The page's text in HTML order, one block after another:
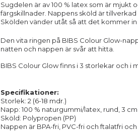
Sugdelen är av 100 % latex som är
färgskillnader. Nappens sköld är
Skölden vänder utåt så att det kommer in
Den vita ringen på BIBS Colour Glow-
natten och nappen är svår att hitta.
BIBS Colour Glow finns i 3 storlekar och i
Specifikationer:
Storlek: 2 (6-18 mdr.)
Napp: 100 % naturgummi/latex, rund, 3 cm
Sköld: Polypropen (PP)
Nappen är BPA-fri, PVC-fri och ftalatfri